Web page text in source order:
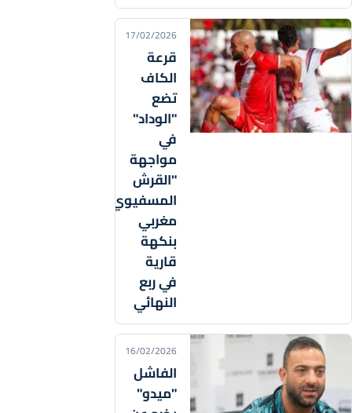
17/02/2026
قرعة
الكاف
تضع
"الوداد"
في
مواجهة
"القرش
المسفيوي"..ديربي
مغربي
بنكهة
قارية
في ربع
النهائي
16/02/2026
الفاشل
"ميدو"